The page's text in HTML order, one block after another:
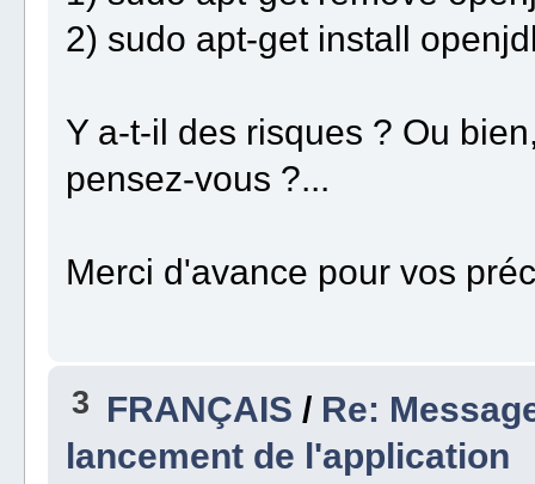
2) sudo apt-get install
Y a-t-il des risques ? Ou
pensez-vous ?...
Merci d'avance pour vos
3 FRANÇAIS / Re:
lancement de l'application